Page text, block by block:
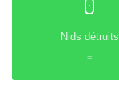
Nids détruits
=